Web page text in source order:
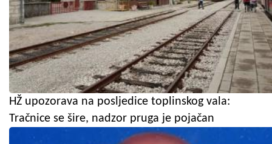
HŽ upozorava na posljedice toplinskog vala:
Tračnice se šire, nadzor pruga je pojačan